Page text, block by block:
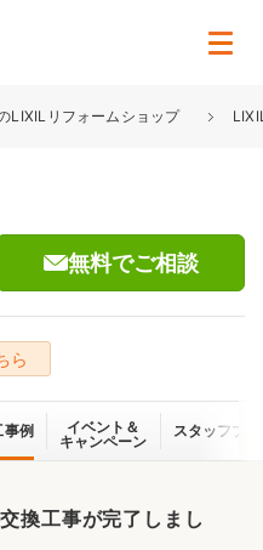
LIXILリフォームショップ
無料でご相談
ら
事例
イベント＆
キャンペーン
スタッフブ
換工事が完了しまし